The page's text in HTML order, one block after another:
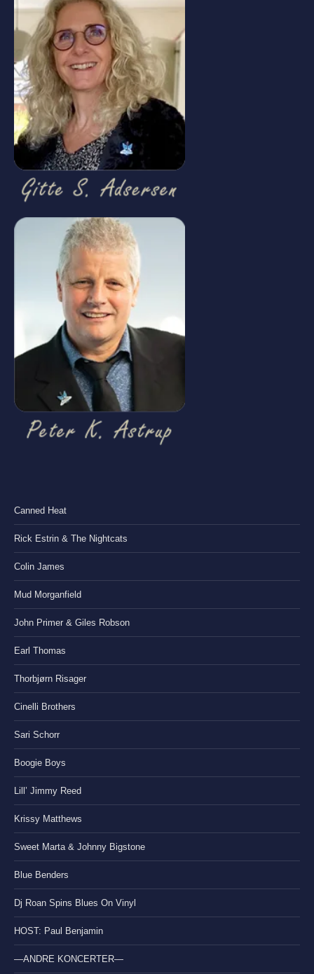
Canned Heat
Rick Estrin & The Nightcats
Colin James
Mud Morganfield
John Primer & Giles Robson
Earl Thomas
Thorbjørn Risager
Cinelli Brothers
Sari Schorr
Boogie Boys
Lill’ Jimmy Reed
Krissy Matthews
Sweet Marta & Johnny Bigstone
Blue Benders
Dj Roan Spins Blues On Vinyl
HOST: Paul Benjamin
—ANDRE KONCERTER—